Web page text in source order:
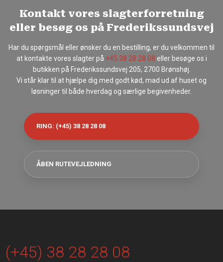
Kontakt vores slagterforretning
eller besøg os på Frederikssundsvej
Har du spørgsmål eller ønsker du en bestilling, er du velkommen til
at kontakte vores slagter på +45 38 28 28 08 eller besøge os i
butikken på Frederikssundsvej 205, 2700 Brønshøj.
Vi står klar til at hjælpe dig med godt kød, mad ud af huset og
løsninger til både hverdag og særlige begivenheder.
RING: (+45) 38 28 28 08
ÅBEN RUTEVEJLEDNING
(+45) 38 28 28 08